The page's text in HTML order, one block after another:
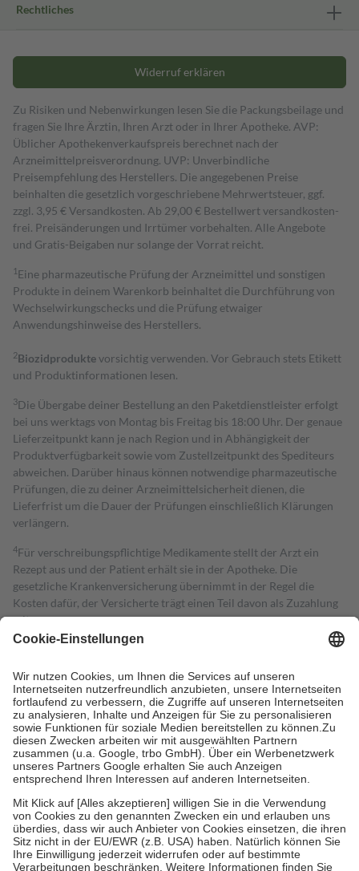
Rechtliches
Widerruf erklären
Zu Risiken und Nebenwirkungen lesen Sie die Packungsbeilage und
fragen Sie Ihre Ärztin, Ihren Arzt oder in Ihrer Apotheke. AVP:
Üblicher Apothekenverkaufspreis berechnet nach der
Arzneimittelpreisverordnung. UVP: Unverbindliche
Preisempfehlung des Herstellers. Die angegebenen Preise
beinhalten die gesetzlich vorgeschriebene Mehrwertsteuer, ggf.
zzgl. 3,95 € Versandkosten. Ab 29,00 € Bestell­wert versand­kosten­
frei. Preisänderungen und Irrtümer vorbehalten. Alle Angebote
und Gratis-Beigaben nur solange der Vorrat reicht.
1 Eine pharmazeutische Prüfung der Arzneimittel und sonstigen
Produkte in deinem Warenkorb beinhaltet die Durchführung von
Wechselwirkungschecks und die Prüfung etwaiger
Anwendungshinweise des Herstellers.
2Biozidproduktevorsichtig verwenden. Vor Gebrauch stets Etikett
und Produktinformationen lesen.
3Die Übergabe deiner Bestellung an den Paketdienstleister erfolgt
bei uns werktags von Montag bis Freitag bis 18:00 Uhr. Der genaue
Lieferzeitpunkt kann je nach Region und in Abhängigkeit der
Produktverfügbarkeit sowie vom Zustellzeitpunkt des Spediteurs
abweichen. Darüber hinaus können notwendige pharmazeutische
Prüfungen, die zu deiner Arzneimittelsicherheit dienen, die
Lieferfrist um die Dauer der Prüfungen einschließlich Klärungen
verlängern.
4Für verschreibungspflichtige Medikamente stellt der Arzt ein
Rezept aus und der Patient erhält sie in der Apotheke. Die
gesetzliche Krankenversicherung übernimmt in der Regel die
Kosten dafür, der Versicherte trägt einen Teil davon als Zuzahlung
mit.
Grundsätzlich leisten Mitglieder Zuzahlungen in Höhe von zehn
höchstens zehn Euro.
Es sind jedoch nie mehr als die tatsächlichen
Kosten der Leistung zu entrichten.
Diese Regeln gelten grundsätzlich auch für Online-Apotheken.
Bei Heilmitteln und häuslicher Krankenpflege beträgt die
Zuzahlung zehn Prozent der Kosten sowie zehn Euro je
Verordnung.
Um das Engagement der Versicherten für ihre eigene Gesundheit zu
stärken und die besondere Stellung der Familie zu unterstützen,
fallenkeine Zuzahlungenan bei:
• Kindern und Jugendlichen bis zum vollendeten 18. Lebensjahr
mit Ausnahme der Fahrkosten
• Untersuchungen zur Vorsorge und Früherkennung, die von der